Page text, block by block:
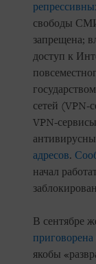
свободы
запрещена;
доступ к
сетей (VPN-
VPN-
адресов.
начал
В сентябре
приговорена
якобы